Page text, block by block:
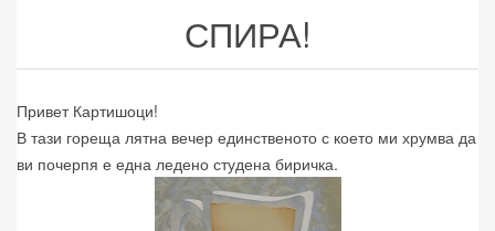
СПИРА!
Привет Картишоци!
В тази гореща лятна вечер единственото с което ми хрумва да
ви почерпя е една ледено студена биричка.